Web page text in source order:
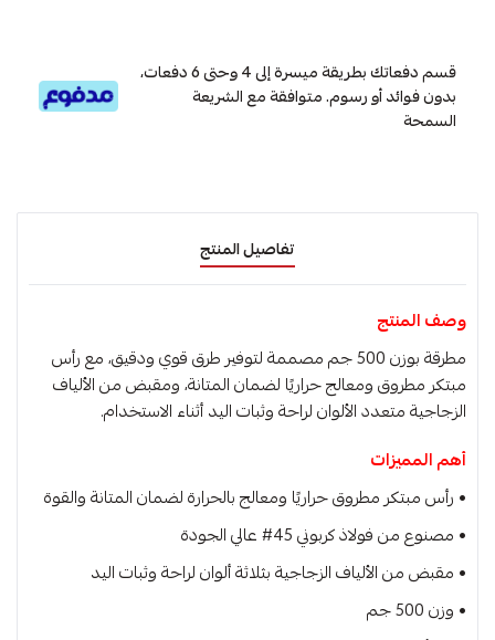
قسم دفعاتك بطريقة ميسرة إلى 4 وحتى 6 دفعات،
بدون فوائد أو رسوم. متوافقة مع الشريعة
السمحة
تفاصيل المنتج
وصف المنتج
مطرقة بوزن 500 جم مصممة لتوفير طرق قوي ودقيق، مع رأس
مبتكر مطروق ومعالج حراريًا لضمان المتانة، ومقبض من الألياف
الزجاجية متعدد الألوان لراحة وثبات اليد أثناء الاستخدام.
أهم المميزات
• رأس مبتكر مطروق حراريًا ومعالج بالحرارة لضمان المتانة والقوة
• مصنوع من فولاذ كربوني 45# عالي الجودة
• مقبض من الألياف الزجاجية بثلاثة ألوان لراحة وثبات اليد
• وزن 500 جم